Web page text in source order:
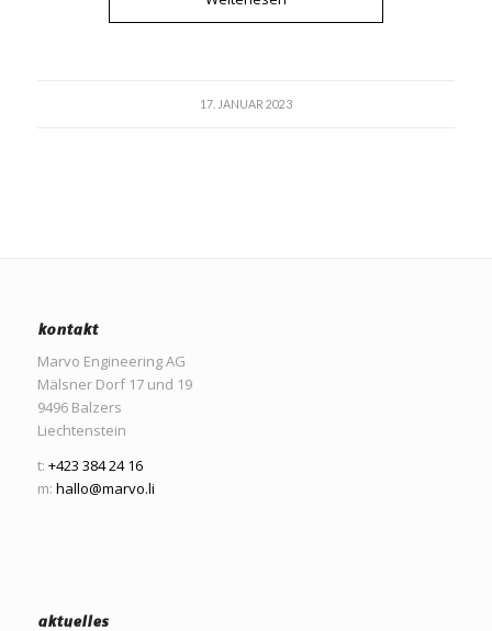
17. JANUAR 2023
kontakt
Marvo Engineering AG
Mälsner Dorf 17 und 19
9496 Balzers
Liechtenstein
t: +423 384 24 16
m: hallo@marvo.li
aktuelles